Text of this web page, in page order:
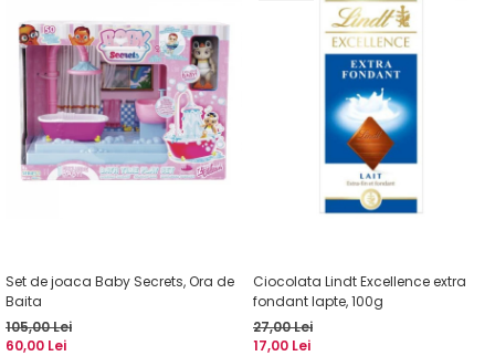
Set de joaca Baby Secrets, Ora de
Baita
105,00 Lei
60,00 Lei
Ciocolata Lindt Excellence extra
fondant lapte, 100g
27,00 Lei
17,00 Lei